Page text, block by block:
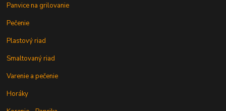
Panvice na grilovanie
Pečenie
Plastový riad
Smaltovaný riad
Varenie a pečenie
Horáky